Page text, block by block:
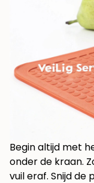
Begin altijd met
onder de kraan.
vuil eraf. Snijd de